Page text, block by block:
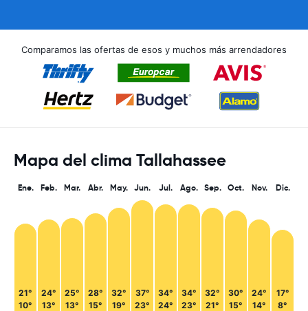
Comparamos las ofertas de esos y muchos más arrendadores
Mapa del clima Tallahassee
Ene.
21°
10°
Feb.
24°
13°
Mar.
25°
13°
Abr.
28°
15°
May.
32°
19°
Jun.
37°
23°
Jul.
34°
24°
Ago.
34°
23°
Sep.
32°
21°
Oct.
30°
15°
Nov.
24°
14°
Dic.
17°
8°